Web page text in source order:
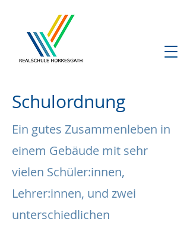
Schulordnung
Ein gutes Zusammenleben in
einem Gebäude mit sehr
vielen Schüler:innen,
Lehrer:innen, und zwei
unterschiedlichen